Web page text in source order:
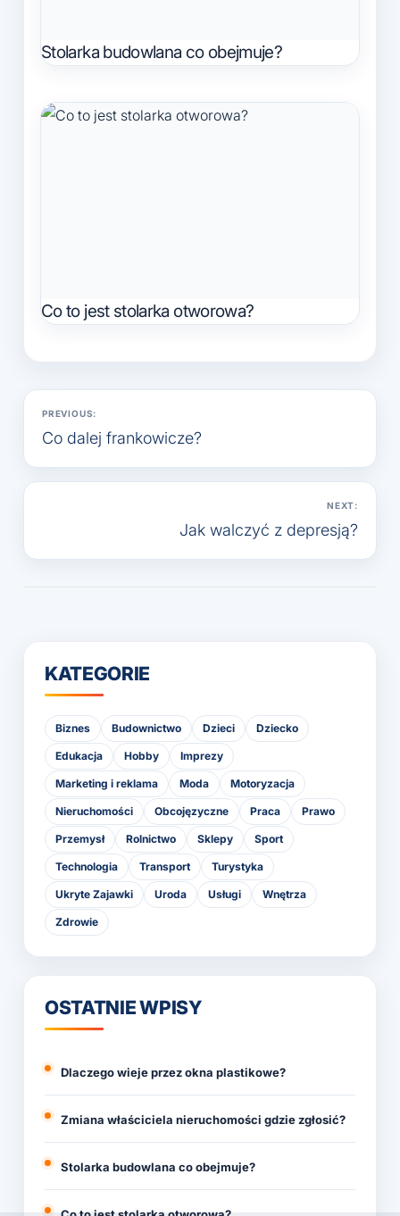
Stolarka budowlana co obejmuje?
Co to jest stolarka otworowa?
Nawigacja
wpisu
PREVIOUS:
Co dalej frankowicze?
NEXT:
Jak walczyć z depresją?
KATEGORIE
Biznes Budownictwo Dzieci Dziecko
Edukacja Hobby Imprezy
Marketing i reklama Moda Motoryzacja
Nieruchomości Obcojęzyczne Praca Prawo
Przemysł Rolnictwo Sklepy Sport
Technologia Transport Turystyka
Ukryte Zajawki Uroda Usługi Wnętrza
Zdrowie
OSTATNIE WPISY
Dlaczego wieje przez okna plastikowe?
Zmiana właściciela nieruchomości gdzie zgłosić?
Stolarka budowlana co obejmuje?